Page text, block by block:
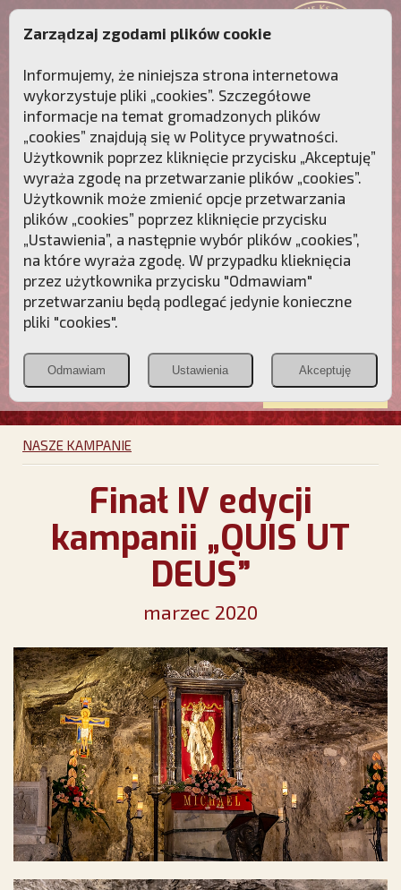
Przebudźmy sumienia Polaków!
Polonia
Christiana
PCh24.pl
Przymierze
POZNAJ APOSTOLAT FATIMY WESPRZYJ
NAS
NASZE KAMPANIE
Finał IV edycji
kampanii „QUIS UT
DEUS”
marzec 2020
Zarządzaj zgodami plików cookie
Informujemy, że niniejsza strona internetowa
wykorzystuje pliki „cookies”. Szczegółowe
informacje na temat gromadzonych plików
„cookies” znajdują się w Polityce prywatności.
Użytkownik poprzez kliknięcie przycisku „Akceptuję”
wyraża zgodę na przetwarzanie plików „cookies”.
Użytkownik może zmienić opcje przetwarzania
plików „cookies” poprzez kliknięcie przycisku
„Ustawienia”, a następnie wybór plików „cookies”,
na które wyraża zgodę. W przypadku klieknięcia
przez użytkownika przycisku "Odmawiam"
przetwarzaniu będą podlegać jedynie konieczne
pliki "cookies".
Odmawiam Ustawienia Akceptuję